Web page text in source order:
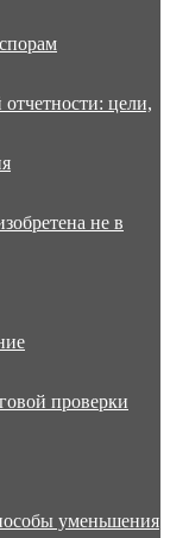
цели,
не в
проверки
уменьшения